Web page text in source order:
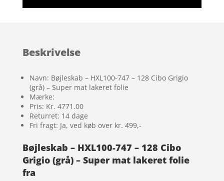
Beskrivelse
Navn: Bøjleskab – HXL100-747 – 128 Cibo Grigio
(grå) – Super mat lakeret folie
Mærke:
Pris: Kr. 4771.00
Returret: 14 dage
Fri fragt: Ja, ved køb over kr. 499,-
Bøjleskab – HXL100-747 – 128 Cibo
Grigio (grå) – Super mat lakeret folie
fra